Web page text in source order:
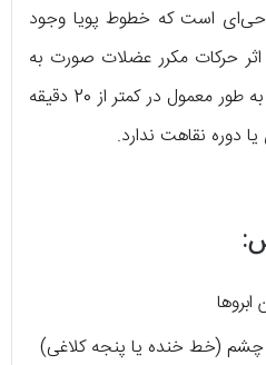
است که خطوط پویا وجود
اثر حرکات مکرر عضلات صورت به
وجود آمده‌اند. تزریق بوتاکس به طور معمول در کمتر از 20 دقیقه
دوره نقاهت ندارد.
(خط خنده یا پنجه کلاغی)